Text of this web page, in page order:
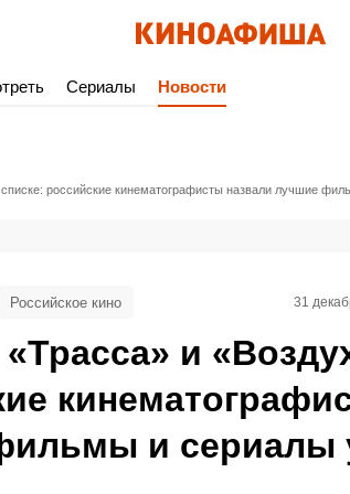
Сериалы Новости
российские кинематографисты назвали лучшие
и
и сериалы
Российское кино 31